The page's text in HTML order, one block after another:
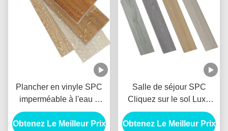
Plancher en vinyle SPC
imperméable à l'eau 5
mm 48 pouces Résistant
aux rayures Plancher
Obtenez Le Meilleur Prix
Salle de séjour SPC
Cliquez sur le sol Luxe
Vinyle rigide plancher
6mm épais
Obtenez Le Meilleur Prix